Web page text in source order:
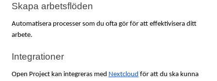
Skapa arbetsflöden
Automatisera processer som du ofta gör för att effektivisera ditt
arbete.
Integrationer
Open Project kan integreras med Nextcloud för att du ska kunna